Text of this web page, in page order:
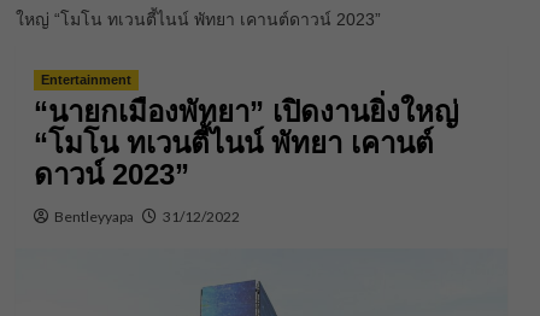
ใหญ่ “โมโน ทเวนตี้ไนน์ พัทยา เคานต์ดาวน์ 2023”
Entertainment
“นายกเมืองพัทยา” เปิดงานยิ่งใหญ่
“โมโน ทเวนตี้ไนน์ พัทยา เคานต์
ดาวน์ 2023”
Bentleyyapa 31/12/2022